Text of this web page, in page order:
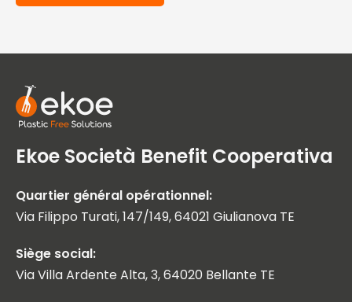
Ekoe Società Benefit Cooperativa
Quartier général opérationnel:
Via Filippo Turati, 147/149, 64021 Giulianova TE
Siège social:
Via Villa Ardente Alta, 3, 64020 Bellante TE